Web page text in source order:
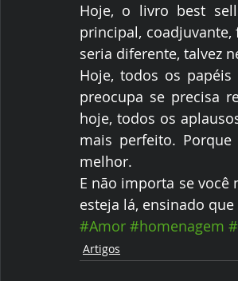
Hoje, o livro best
principal,
seria diferente, talvez
Hoje, todos os
preocupa se precisa
hoje, todos os
mais perfeito.
melhor.
E não importa se
esteja lá, ensinado
#Amor #homenagem
Artigos